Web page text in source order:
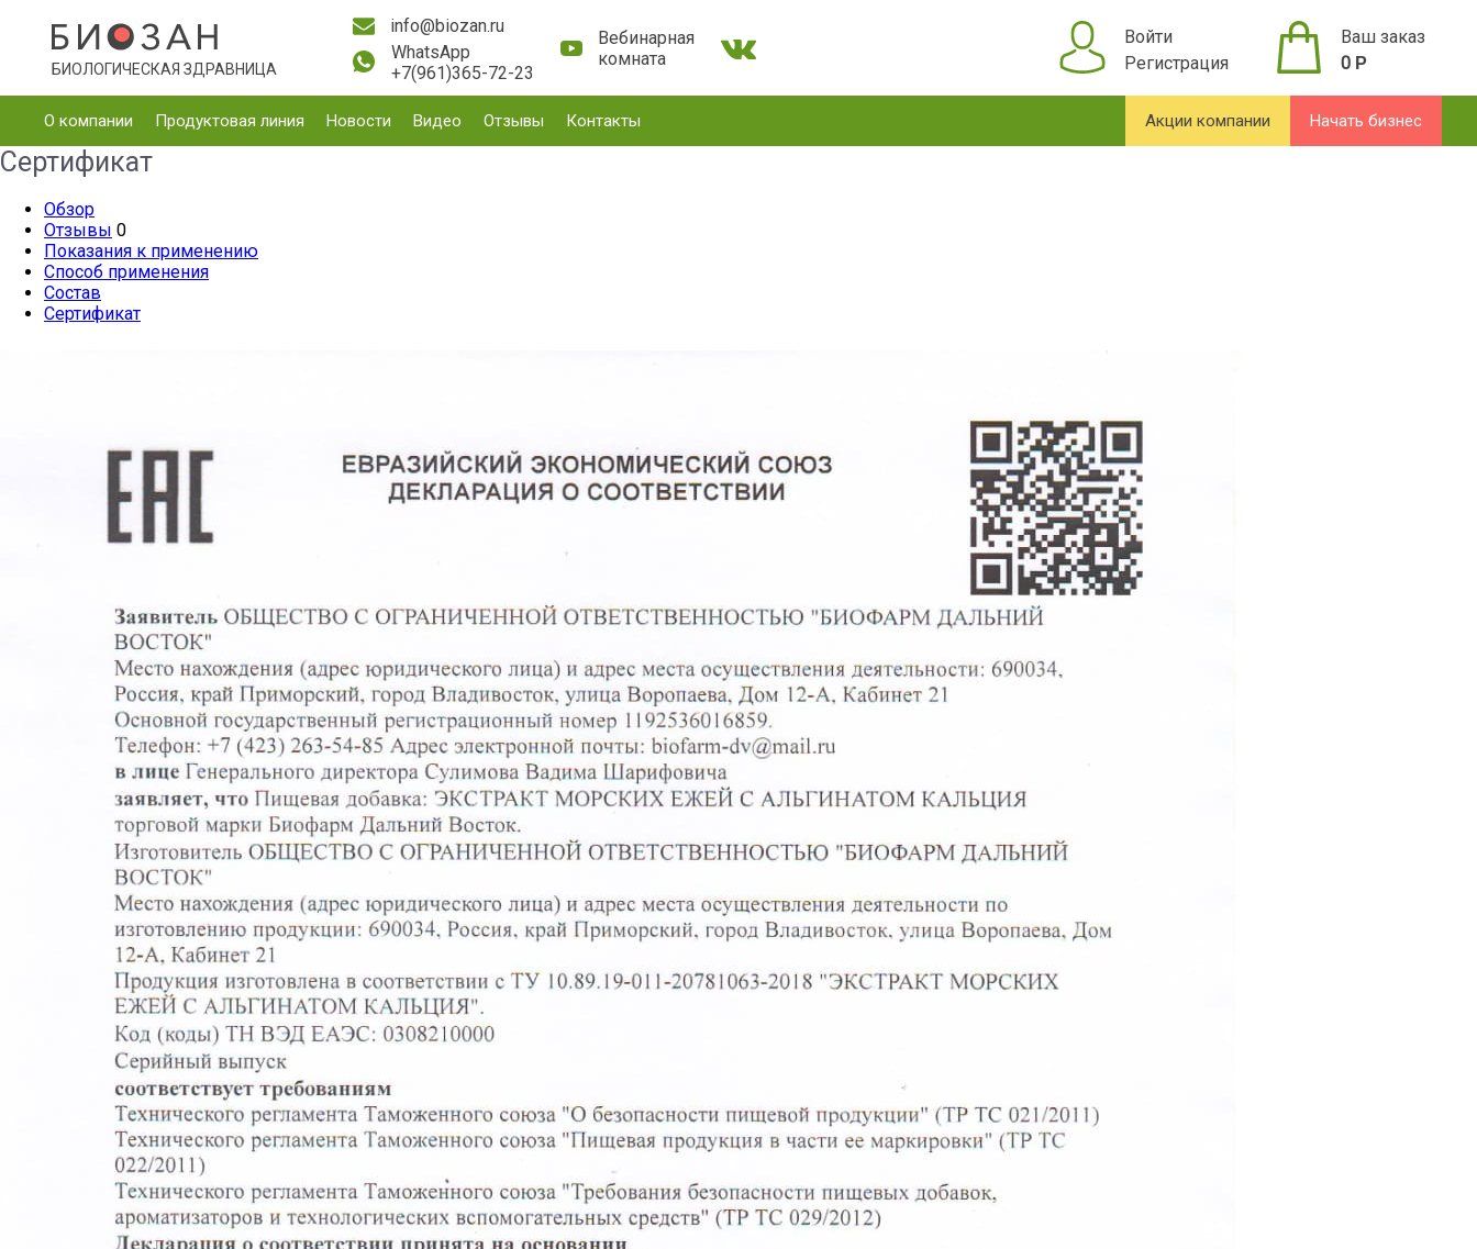
БИОЛОГИЧЕСКАЯ ЗДРАВНИЦА
info@biozan.ru
WhatsApp
+7(961)365-72-23
Вебинарная
комната
Ваш заказ
0 Р
Войти
Регистрация
О компании Продуктовая линия Новости Видео Отзывы Контакты Начать бизнес
Акции компании
Сертификат
Обзор
Отзывы 0
Показания к применению
Способ применения
Состав
Сертификат